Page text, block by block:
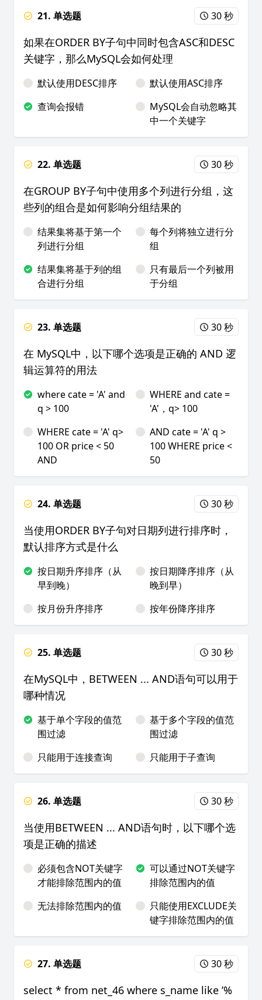
21. 单选题 30 秒
如果在ORDER BY子句中同时包含ASC和DESC
关键字，那么MySQL会如何处理
默认使用DESC排序
默认使用ASC排序
查询会报错
MySQL会自动忽略其
中一个关键字
22. 单选题 30 秒
在GROUP BY子句中使用多个列进行分组，这
些列的组合是如何影响分组结果的
结果集将基于第一个
列进行分组
每个列将独立进行分
组
结果集将基于列的组
合进行分组
只有最后一个列被用
于分组
23. 单选题 30 秒
在 MySQL中，以下哪个选项是正确的 AND 逻
辑运算符的用法
where cate = 'A' and
q > 100
WHERE and cate =
'A'，q> 100
WHERE cate = 'A' q>
100 OR price < 50
AND
AND cate = 'A' q >
100 WHERE price <
50
24. 单选题 30 秒
当使用ORDER BY子句对日期列进行排序时，
默认排序方式是什么
按日期升序排序（从
早到晚）
按日期降序排序（从
晚到早）
按月份升序排序
按年份降序排序
25. 单选题 30 秒
在MySQL中，BETWEEN ... AND语句可以用于
哪种情况
基于单个字段的值范
围过滤
基于多个字段的值范
围过滤
只能用于连接查询
只能用于子查询
26. 单选题 30 秒
当使用BETWEEN ... AND语句时，以下哪个选
项是正确的描述
必须包含NOT关键字
才能排除范围内的值
可以通过NOT关键字
排除范围内的值
无法排除范围内的值
只能使用EXCLUDE关
键字排除范围内的值
27. 单选题 30 秒
select * from net_46 where s_name like ’%